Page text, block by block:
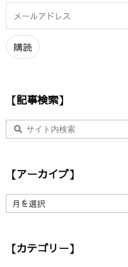
ル
ア
ド
購読
【記事検索】
【アーカイブ】
ア
イ【カテゴリー】